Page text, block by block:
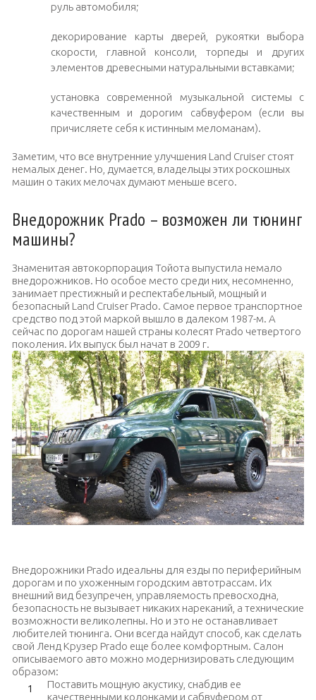
руль автомобиля;
декорирование карты дверей, рукоятки выбора
скорости, главной консоли, торпеды и других
элементов древесными натуральными вставками;
установка современной музыкальной системы с
качественным и дорогим сабвуфером (если вы
причисляете себя к истинным меломанам).
Заметим, что все внутренние улучшения Land Cruiser стоят
немалых денег. Но, думается, владельцы этих роскошных
машин о таких мелочах думают меньше всего.
Внедорожник Prado – возможен ли тюнинг
машины?
Знаменитая автокорпорация Тойота выпустила немало
внедорожников. Но особое место среди них, несомненно,
занимает престижный и респектабельный, мощный и
безопасный Land Cruiser Prado. Самое первое транспортное
средство под этой маркой вышло в далеком 1987-м. А
сейчас по дорогам нашей страны колесят Prado четвертого
поколения. Их выпуск был начат в 2009 г.
Внедорожники Prado идеальны для езды по периферийным
дорогам и по ухоженным городским автотрассам. Их
внешний вид безупречен, управляемость превосходна,
безопасность не вызывает никаких нареканий, а технические
возможности великолепны. Но и это не останавливает
любителей тюнинга. Они всегда найдут способ, как сделать
свой Ленд Крузер Prado еще более комфортным. Салон
описываемого авто можно модернизировать следующим
образом:
Поставить мощную акустику, снабдив ее
качественными колонками и сабвуфером от